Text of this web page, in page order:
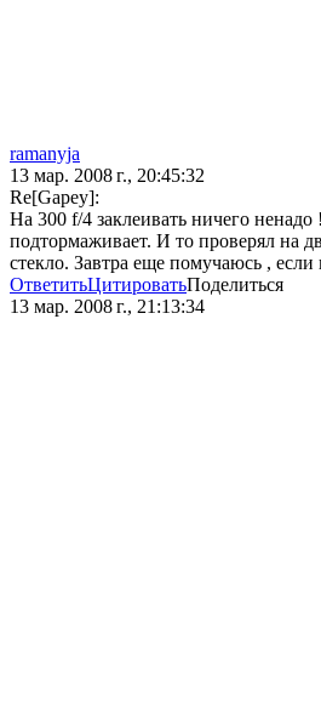
ramanyja
13 мар. 2008 г., 20:45:32
Re[Gapey]:
На 300 f/4 заклеивать ничего ненадо
подтормаживает. И то проверял на
стекло. Завтра еще помучаюсь ,
ОтветитьЦитироватьПоделиться
13 мар. 2008 г., 21:13:34